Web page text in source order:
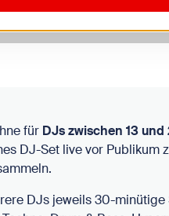
für DJs zwischen 13
DJ-Set live vor Publikum
DJs jeweils 30-minütige